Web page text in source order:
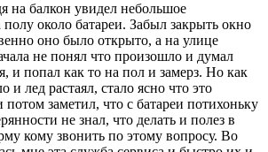
на балкон увидел небольшое
полу около батареи. Забыл закрыть окно
оно было открыто, а на улице
не понял что произошло и думал
и попал как то на пол и замерз. Но как
и лед растаял, стало ясно что это
заметил, что с батареи потихоньку
не знал, что делать и полез в
кому звонить по этому вопросу. Во